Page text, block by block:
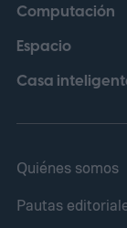
2008
Computación
Espacio
Casa
Quiénes somos
Pautas